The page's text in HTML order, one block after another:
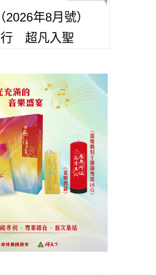
2026年8月號）
行 超凡入聖